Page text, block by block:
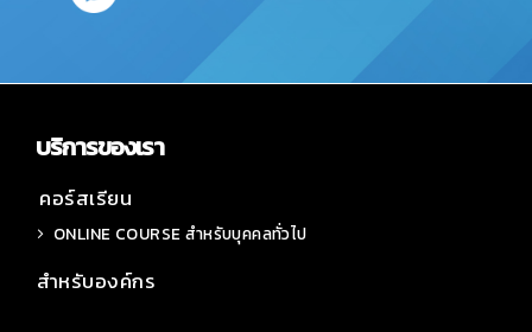
บริการของเรา
คอร์สเรียน
ONLINE COURSE สำหรับบุคคลทั่วไป
สำหรับองค์กร